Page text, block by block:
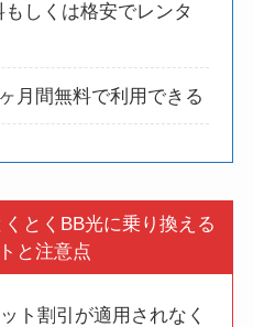
しくは格安でレンタ
月間無料で利用できる
とくBB光に乗り換える
と注意点
ト割引が適用されなく